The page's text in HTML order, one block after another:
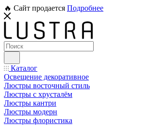
🔥 Сайт продается Подробнее
Каталог
Освещение декоративное
Люстры восточный стиль
Люстры с хрусталём
Люстры кантри
Люстры модерн
Люстры флористика